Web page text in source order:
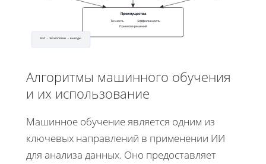
Преимущества
Точность
Эффективность
Принятие решений
ИИ → технологии → выгоды
Алгоритмы машинного обучения
и их использование
Машинное обучение является одним из
ключевых направлений в применении ИИ
для анализа данных. Оно предоставляет